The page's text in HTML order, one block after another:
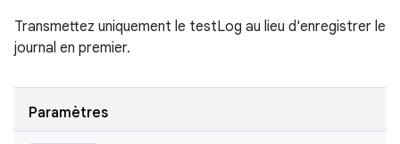
Transmettez uniquement le testLog au lieu d'enregistrer le
journal en premier.
Paramètres